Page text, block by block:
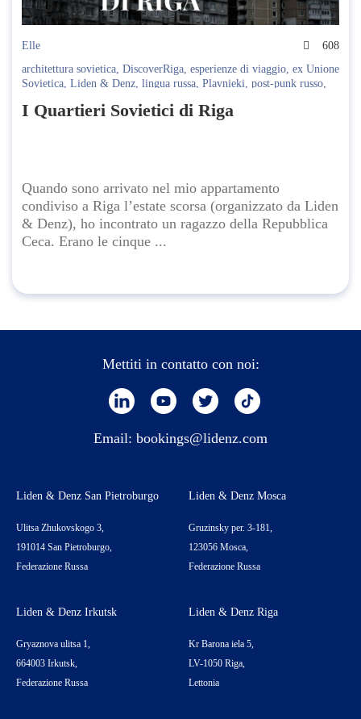
Elle
608
architettura sovietica, DiscoverRiga, esperienze di viaggio, ex Unione
Sovietica, Liden & Denz, lingua russa, Plavnieki, post-punk russo,
alternativo,viaggio culturale,viaggio in Lettonia
I Quartieri Sovietici di Riga
Quando sono arrivato nel mio appartamento
condiviso a Riga l’estate scorsa (organizzato da Liden
& Denz), ho incontrato un ragazzo della Repubblica
Ceca. Erano le cinque ...
Mettiti in contatto con noi:
Email: bookings@lidenz.com
Liden & Denz San Pietroburgo
Ulitsa Zhukovskogo 3,
191014 San Pietroburgo,
Federazione Russa
Liden & Denz Mosca
Gruzinsky per. 3-181,
123056 Mosca,
Federazione Russa
Liden & Denz Irkutsk
Gryaznova ulitsa 1,
664003 Irkutsk,
Federazione Russa
Liden & Denz Riga
Kr Barona iela 5,
LV-1050 Riga,
Lettonia